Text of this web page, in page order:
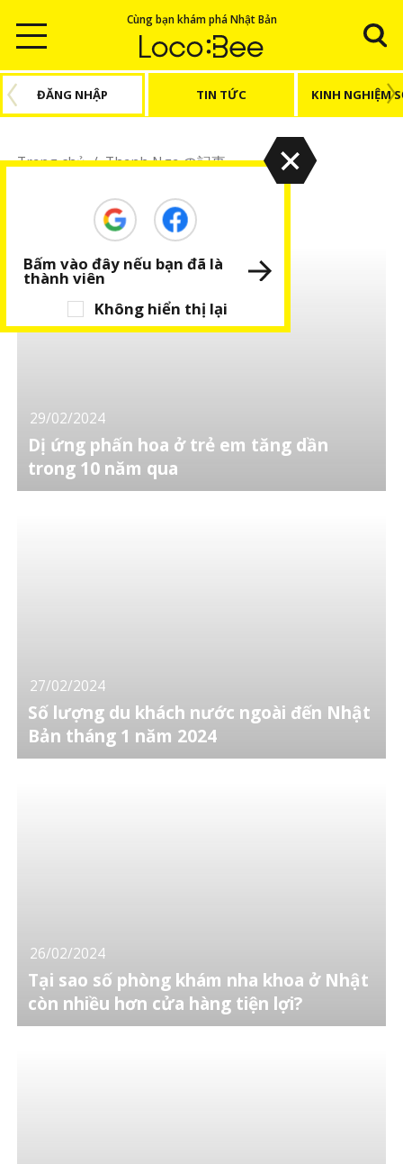
Cùng bạn khám phá Nhật Bản
ĐĂNG NHẬP TIN TỨC KINH NGHIỆM
Trang chủ/Thanh Nga の記事
Thanh Nga
29/02/2024
Dị ứng phấn hoa ở trẻ em tăng dần
trong 10 năm qua
27/02/2024
Số lượng du khách nước ngoài đến Nhật
Bản tháng 1 năm 2024
26/02/2024
Tại sao số phòng khám nha khoa ở Nhật
còn nhiều hơn cửa hàng tiện lợi?
Không hiển thị lại
Bấm vào đây nếu bạn đã là
thành viên